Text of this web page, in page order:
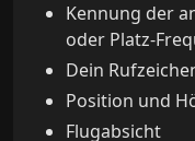
Kennung der
oder Platz-
Dein
Position und
Flugabsicht